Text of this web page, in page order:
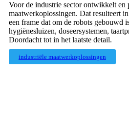
Voor de industrie sector ontwikkelt en
maatwerkoplossingen. Dat resulteert
een frame dat om de robots gebouwd
hygiënesluizen, doseersystemen,
Doordacht tot in het laatste detail.
industriële maatwerkoplossingen